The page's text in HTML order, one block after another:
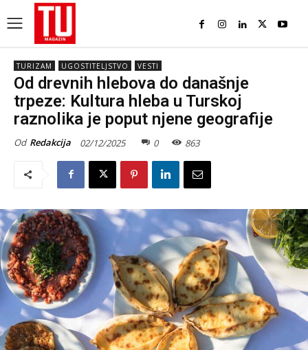
TURIZAM UGOSTITELJSTVO VESTI
Od drevnih hlebova do današnje
trpeze: Kultura hleba u Turskoj
raznolika je poput njene geografije
Od Redakcija 02/12/2025 0 863